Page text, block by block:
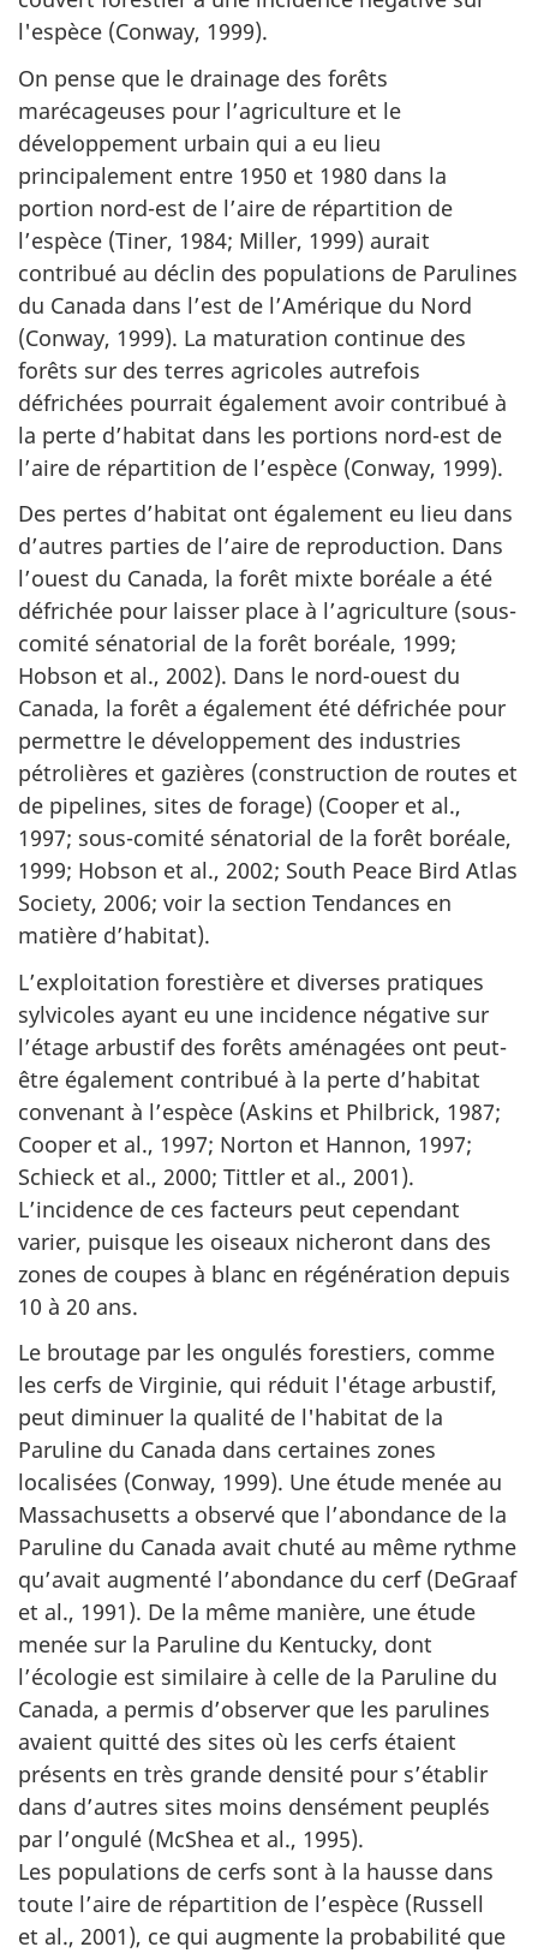
l'espèce (Conway, 1999).
On pense que le drainage des forêts
marécageuses pour l’agriculture et le
développement urbain qui a eu lieu
principalement entre 1950 et 1980 dans la
portion nord-est de l’aire de répartition de
l’espèce (Tiner, 1984; Miller, 1999) aurait
contribué au déclin des populations de Parulines
du Canada dans l’est de l’Amérique du Nord
(Conway, 1999). La maturation continue des
forêts sur des terres agricoles autrefois
défrichées pourrait également avoir contribué à
la perte d’habitat dans les portions nord-est de
l’aire de répartition de l’espèce (Conway, 1999).
Des pertes d’habitat ont également eu lieu dans
d’autres parties de l’aire de reproduction. Dans
l’ouest du Canada, la forêt mixte boréale a été
défrichée pour laisser place à l’agriculture (sous-
comité sénatorial de la forêt boréale, 1999;
Hobson et al., 2002). Dans le nord-ouest du
Canada, la forêt a également été défrichée pour
permettre le développement des industries
pétrolières et gazières (construction de routes et
de pipelines, sites de forage) (Cooper et al.,
1997; sous-comité sénatorial de la forêt boréale,
1999; Hobson et al., 2002; South Peace Bird Atlas
Society, 2006; voir la section Tendances en
matière d’habitat).
L’exploitation forestière et diverses pratiques
sylvicoles ayant eu une incidence négative sur
l’étage arbustif des forêts aménagées ont peut-
être également contribué à la perte d’habitat
convenant à l’espèce (Askins et Philbrick, 1987;
Cooper et al., 1997; Norton et Hannon, 1997;
Schieck et al., 2000; Tittler et al., 2001).
L’incidence de ces facteurs peut cependant
varier, puisque les oiseaux nicheront dans des
zones de coupes à blanc en régénération depuis
10 à 20 ans.
Le broutage par les ongulés forestiers, comme
les cerfs de Virginie, qui réduit l'étage arbustif,
peut diminuer la qualité de l'habitat de la
Paruline du Canada dans certaines zones
localisées (Conway, 1999). Une étude menée au
Massachusetts a observé que l’abondance de la
Paruline du Canada avait chuté au même rythme
qu’avait augmenté l’abondance du cerf (DeGraaf
et al., 1991). De la même manière, une étude
menée sur la Paruline du Kentucky, dont
l’écologie est similaire à celle de la Paruline du
Canada, a permis d’observer que les parulines
avaient quitté des sites où les cerfs étaient
présents en très grande densité pour s’établir
dans d’autres sites moins densément peuplés
par l’ongulé (McShea et al., 1995).
Les populations de cerfs sont à la hausse dans
toute l’aire de répartition de l’espèce (Russell
et al., 2001), ce qui augmente la probabilité que